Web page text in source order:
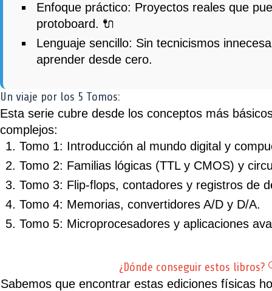
Enfoque práctico: Proyectos reales que
protoboard. 🔌
Lenguaje sencillo: Sin tecnicismos
aprender desde cero.
Un viaje por los 5 Tomos:
Esta serie cubre desde los conceptos más
complejos:
Tomo 1: Introducción al mundo digital y
Tomo 2: Familias lógicas (TTL y CMOS) y
Tomo 3: Flip-flops, contadores y registros de
Tomo 4: Memorias, convertidores A/D y D/A.
Tomo 5: Microprocesadores y aplicaciones
¿Dónde conseguir estos libros?
Sabemos que encontrar estas ediciones físicas